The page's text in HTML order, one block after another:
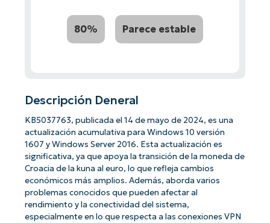
80% Parece estable
Descripción Deneral
KB5037763, publicada el 14 de mayo de 2024, es una
actualización acumulativa para Windows 10 versión
1607 y Windows Server 2016. Esta actualización es
significativa, ya que apoya la transición de la moneda de
Croacia de la kuna al euro, lo que refleja cambios
económicos más amplios. Además, aborda varios
problemas conocidos que pueden afectar al
rendimiento y la conectividad del sistema,
especialmente en lo que respecta a las conexiones VPN